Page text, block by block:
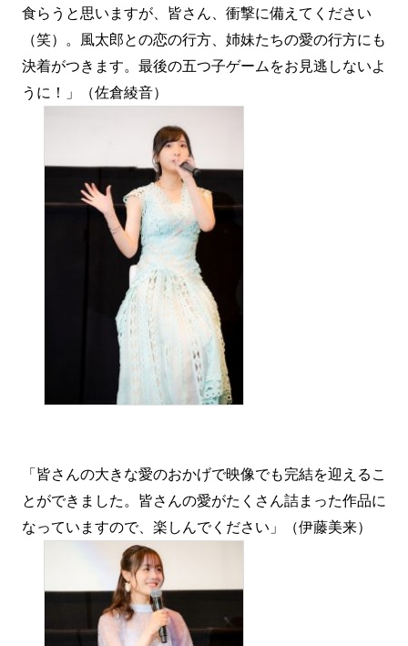
食らうと思いますが、皆さん、衝撃に備えてください
（笑）。風太郎との恋の行方、姉妹たちの愛の行方にも
決着がつきます。最後の五つ子ゲームをお見逃しないよ
うに！」（佐倉綾音）
「皆さんの大きな愛のおかげで映像でも完結を迎えるこ
とができました。皆さんの愛がたくさん詰まった作品に
なっていますので、楽しんでください」（伊藤美来）